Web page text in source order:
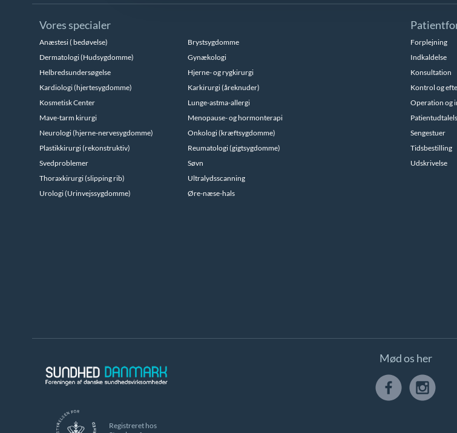
Vores specialer
Anæstesi ( bedøvelse)
Brystsygdomme
Dermatologi (Hudsygdomme)
Gynækologi
Helbredsundersøgelse
Hjerne- og rygkirurgi
Kardiologi (hjertesygdomme)
Karkirurgi (åreknuder)
Kosmetisk Center
Lunge-astma-allergi
Mave-tarm kirurgi
Menopause- og hormonterapi
Neurologi (hjerne-nervesygdomme)
Onkologi (kræftsygdomme)
Plastikkirurgi (rekonstruktiv)
Reumatologi (gigtsygdomme)
Svedproblemer
Søvn
Thoraxkirurgi (slipping rib)
Ultralydsscanning
Urologi (Urinvejssygdomme)
Øre-næse-hals
Forplejning
Indkaldelse
Konsultation
Kontrol og
Operation og
Sengestuer
Tidsbestilling
Udskrivelse
Registreret hos
Mød os her